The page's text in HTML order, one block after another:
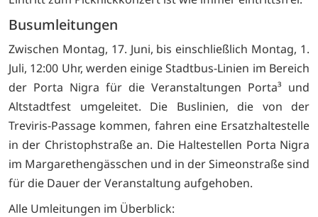
Busumleitungen
Zwischen Montag, 17. Juni, bis einschließlich Montag, 1.
Juli, 12:00 Uhr, werden einige Stadtbus-Linien im Bereich
der Porta Nigra für die Veranstaltungen Porta³ und
Altstadtfest umgeleitet. Die Buslinien, die von der
Treviris-Passage kommen, fahren eine Ersatzhaltestelle
in der Christophstraße an. Die Haltestellen Porta Nigra
im Margarethengässchen und in der Simeonstraße sind
für die Dauer der Veranstaltung aufgehoben.
Alle Umleitungen im Überblick: